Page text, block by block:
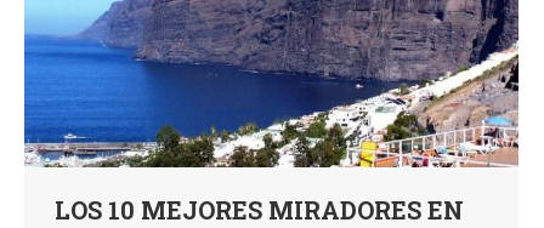
LOS 10 MEJORES MIRADORES EN